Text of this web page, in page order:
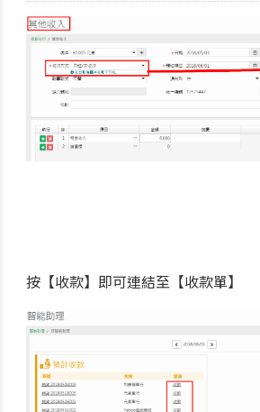
按【收款】即可連結至【收款單】